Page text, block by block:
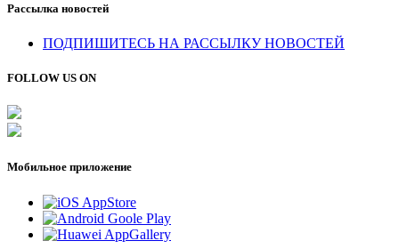
Рассылка новостей
ПОДПИШИТЕСЬ НА РАССЫЛКУ НОВОСТЕЙ
FOLLOW US ON
Мобильное приложение